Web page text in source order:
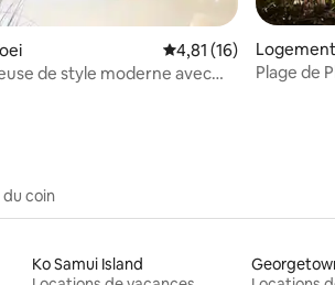
sur 5, 5 commentairesNote moyenne de
4,81 (16)
de style moderne avec
Plage de
coin
Ko Samui Island